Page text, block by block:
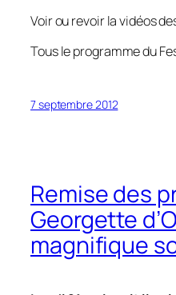
Voir ou revoir la vidéos
Tous le programme du
7 septembre 2012
Remise des
Georgette
magnifique